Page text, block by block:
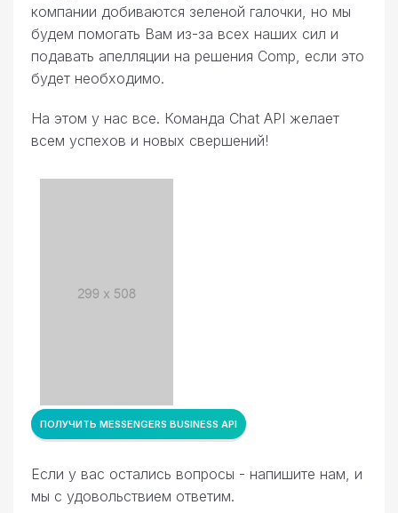
компании добиваются зеленой галочки, но мы
будем помогать Вам из-за всех наших сил и
подавать апелляции на решения Comp, если это
будет необходимо.
На этом у нас все. Команда Chat API желает
всем успехов и новых свершений!
ПОЛУЧИТЬ MESSENGERS BUSINESS API
Если у вас остались вопросы - напишите нам, и
мы с удовольствием ответим.